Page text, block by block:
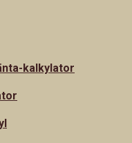
kalkylator